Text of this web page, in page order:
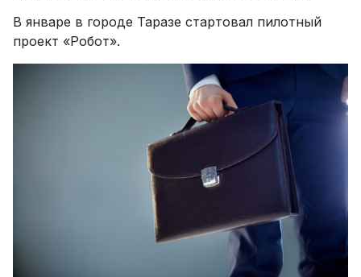
В январе в городе Таразе стартовал пилотный
проект «Робот».